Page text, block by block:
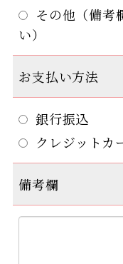
その他（備考
い）
お支払い方法
銀行振込
クレジットカ
備考欄